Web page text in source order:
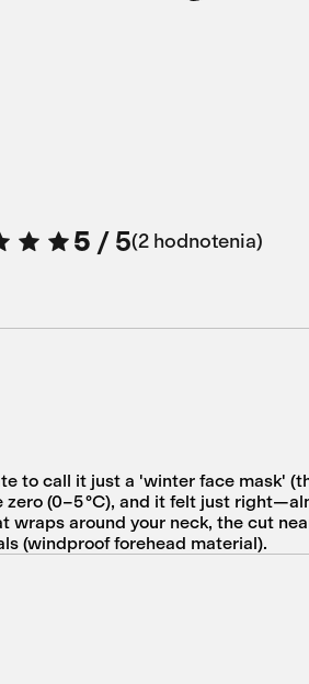
5 /5 2 hodnotenia
to call it just a 'winter face mask'
(0–5 °C), and it felt just
around your neck, the cut
(windproof forehead material).